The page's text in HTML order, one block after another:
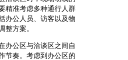
精准考虑多种通行人群
办公人员、访客以及物
整方案。
办公区与洽谈区之间自
节奏。考虑到办公区的